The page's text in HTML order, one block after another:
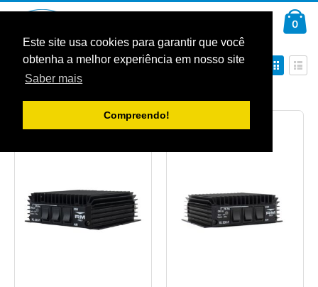
Este site usa cookies para garantir que você
obtenha a melhor experiência em nosso site
Saber mais
Compreendo!
Conteúdo
0
Ordenar por
Definir
Ver
como